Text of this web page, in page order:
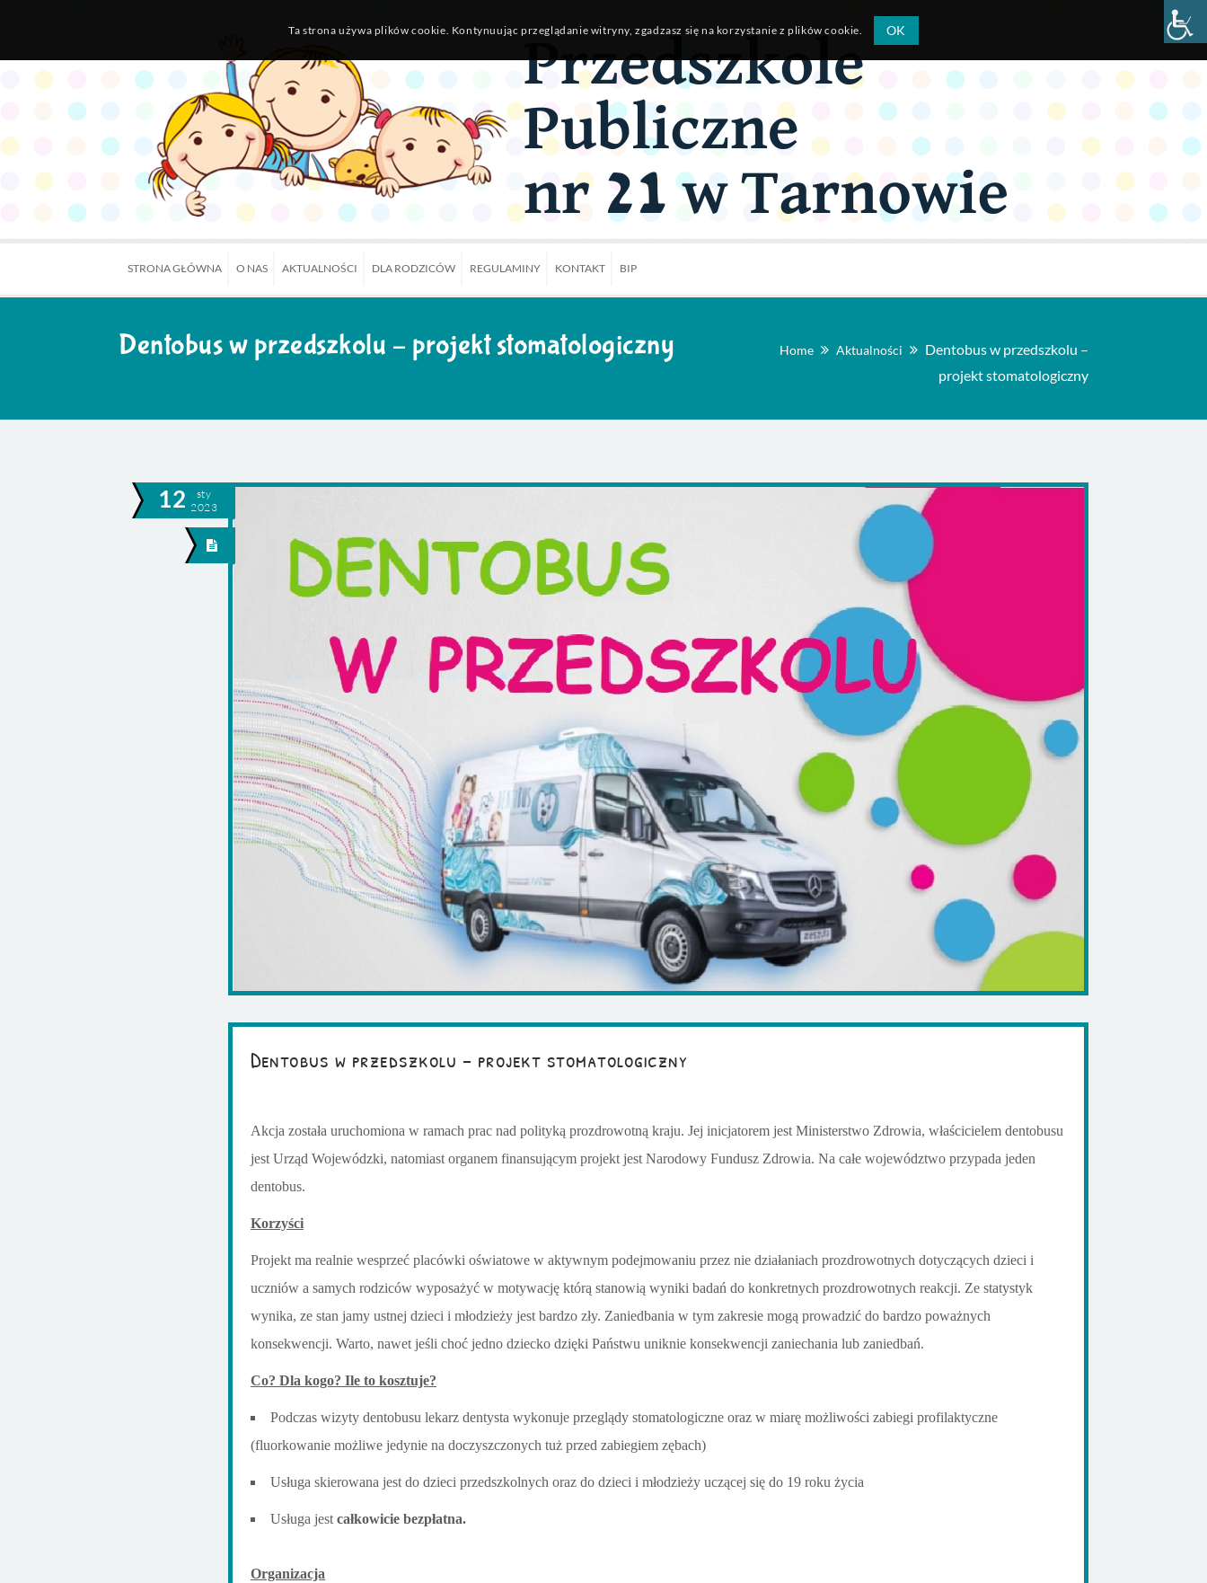
STRONA GŁÓWNA O NAS AKTUALNOŚCI DLA RODZICÓW REGULAMINY KONTAKT BIP
Dentobus w przedszkolu – projekt stomatologiczny Home Aktualności
Dentobus w przedszkolu –
projekt stomatologiczny
12
sty
2023
Dentobus w przedszkolu – projekt stomatologiczny
Akcja została uruchomiona w ramach prac nad polityką prozdrowotną kraju. Jej inicjatorem jest Ministerstwo Zdrowia, właścicielem dentobusu
jest Urząd Wojewódzki, natomiast organem finansującym projekt jest Narodowy Fundusz Zdrowia. Na całe województwo przypada jeden
dentobus.
Korzyści
Projekt ma realnie wesprzeć placówki oświatowe w aktywnym podejmowaniu przez nie działaniach prozdrowotnych dotyczących dzieci i
uczniów a samych rodziców wyposażyć w motywację którą stanowią wyniki badań do konkretnych prozdrowotnych reakcji. Ze statystyk
wynika, ze stan jamy ustnej dzieci i młodzieży jest bardzo zły. Zaniedbania w tym zakresie mogą prowadzić do bardzo poważnych
konsekwencji. Warto, nawet jeśli choć jedno dziecko dzięki Państwu uniknie konsekwencji zaniechania lub zaniedbań.
Co? Dla kogo? Ile to kosztuje?
Podczas wizyty dentobusu lekarz dentysta wykonuje przeglądy stomatologiczne oraz w miarę możliwości zabiegi profilaktyczne
(fluorkowanie możliwe jedynie na doczyszczonych tuż przed zabiegiem zębach)
Usługa skierowana jest do dzieci przedszkolnych oraz do dzieci i młodzieży uczącej się do 19 roku życia
Usługa jest całkowicie bezpłatna.
Organizacja
Ta strona używa plików cookie. Kontynuując przeglądanie witryny, zgadzasz się na korzystanie z plików cookie. OK